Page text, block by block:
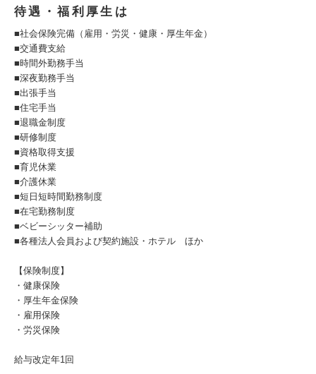
待遇・福利厚生は
■社会保険完備（雇用・労災・健康・厚生年金）
■交通費支給
■時間外勤務手当
■深夜勤務手当
■出張手当
■住宅手当
■退職金制度
■研修制度
■資格取得支援
■育児休業
■介護休業
■短日短時間勤務制度
■在宅勤務制度
■ベビーシッター補助
■各種法人会員および契約施設・ホテル ほか
【保険制度】
・健康保険
・厚生年金保険
・雇用保険
・労災保険
給与改定年1回